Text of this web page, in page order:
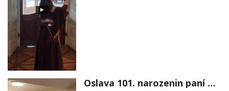
Oslava 101. narozenin paní Věry Skořepové